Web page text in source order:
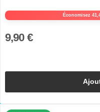
Économisez
9,90 €